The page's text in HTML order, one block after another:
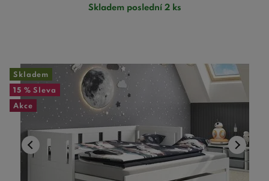
Skladem poslední 2 ks
Skladem
15 % Sleva
Akce